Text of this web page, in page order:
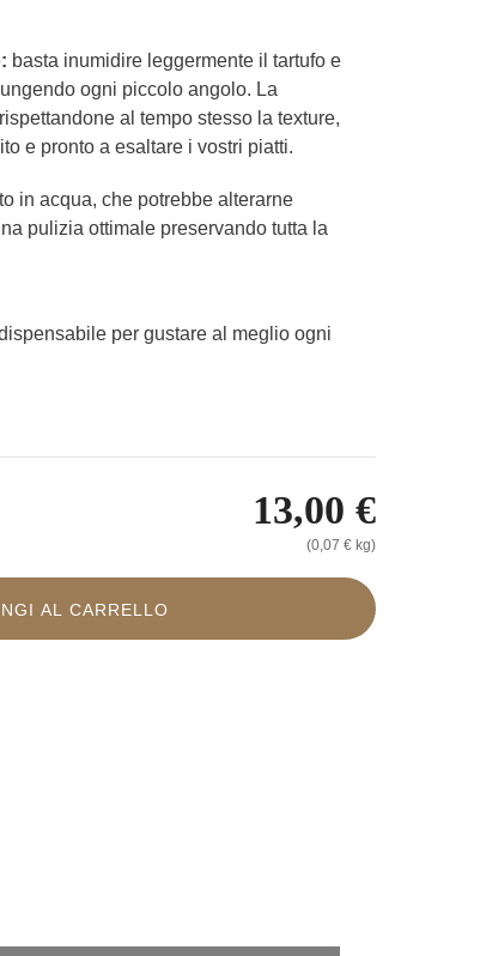
basta inumidire leggermente il tartufo e
ogni piccolo angolo. La
al tempo stesso la texture,
e pronto a esaltare i vostri piatti.
in acqua, che potrebbe alterarne
pulizia ottimale preservando tutta la
per gustare al meglio ogni
13,00 €
(0,07 € kg)
AL CARRELLO